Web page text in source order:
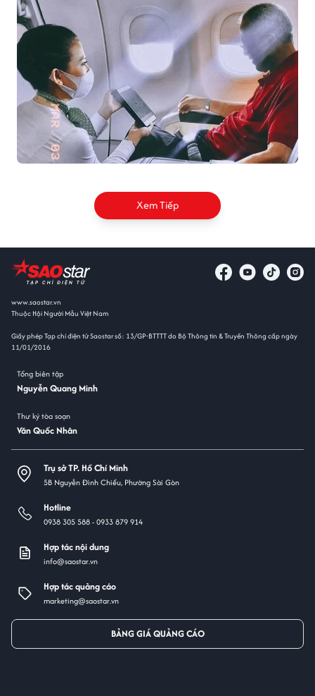
Xem Tiếp
www.saostar.vn
Thuộc Hội Người Mẫu Việt Nam
Giấy phép Tạp chí điện tử Saostar số: 13/GP-BTTTT do Bộ Thông tin & Truyền Thông cấp ngày
11/01/2016
Tổng biên tập
Nguyễn Quang Minh
Thư ký tòa soạn
Văn Quốc Nhân
Trụ sở TP. Hồ Chí Minh
5B Nguyễn Đình Chiểu, Phường Sài Gòn
Hotline
0938 305 588 -0933 879 914
Hợp tác nội dung
info@saostar.vn
Hợp tác quảng cáo
marketing@saostar.vn
BẢNG GIÁ QUẢNG CÁO